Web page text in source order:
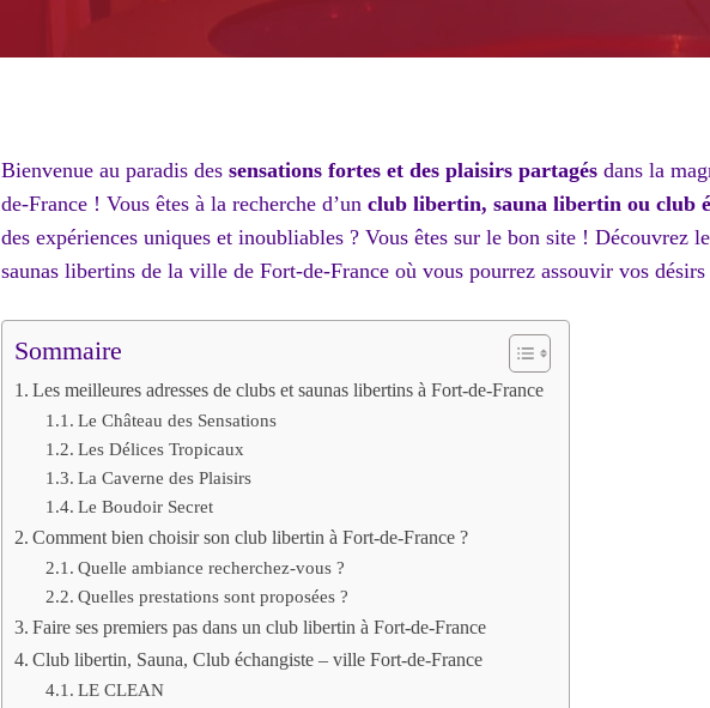
Bienvenue au paradis des sensations fortes et des plaisirs partagés dans la
de-France ! Vous êtes à la recherche d’un club libertin, sauna libertin ou club
des expériences uniques et inoubliables ? Vous êtes sur le bon site ! Découvrez
saunas libertins de la ville de Fort-de-France où vous pourrez assouvir vos
Sommaire
Les meilleures adresses de clubs et saunas libertins à Fort-de-France
Le Château des Sensations
Les Délices Tropicaux
La Caverne des Plaisirs
Le Boudoir Secret
Comment bien choisir son club libertin à Fort-de-France ?
Quelle ambiance recherchez-vous ?
Quelles prestations sont proposées ?
Faire ses premiers pas dans un club libertin à Fort-de-France
Club libertin, Sauna, Club échangiste – ville Fort-de-France
LE CLEAN